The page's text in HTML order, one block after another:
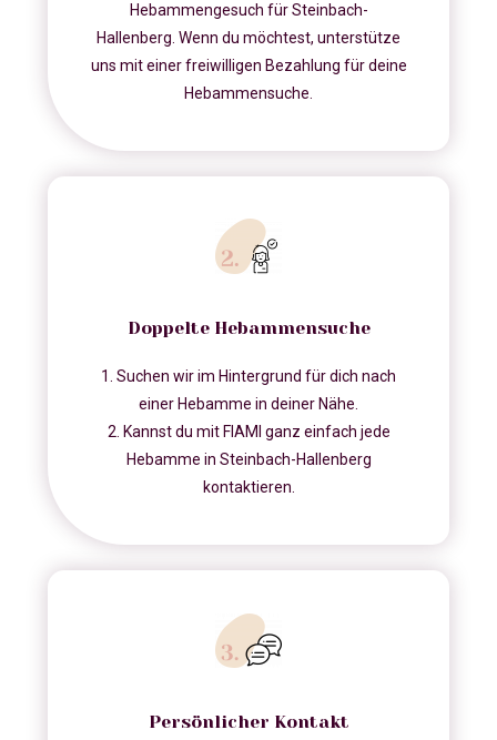
Hebammengesuch für Steinbach-
Hallenberg. Wenn du möchtest, unterstütze
uns mit einer freiwilligen Bezahlung für deine
Hebammensuche.
Doppelte Hebammensuche
1. Suchen wir im Hintergrund für dich nach
einer Hebamme in deiner Nähe.
2. Kannst du mit FIAMI ganz einfach jede
Hebamme in Steinbach-Hallenberg
kontaktieren.
Persönlicher Kontakt